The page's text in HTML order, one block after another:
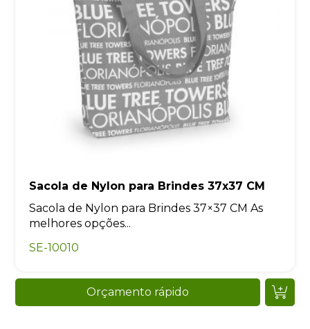
Sacola de Nylon para Brindes 37x37 CM
Sacola de Nylon para Brindes 37×37 CM As
melhores opções...
SE-10010
Orçamento rápido